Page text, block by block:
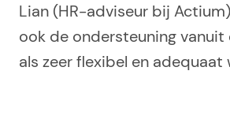
Lian (HR-adviseur bij
ook de ondersteuning
als zeer flexibel en adequaat